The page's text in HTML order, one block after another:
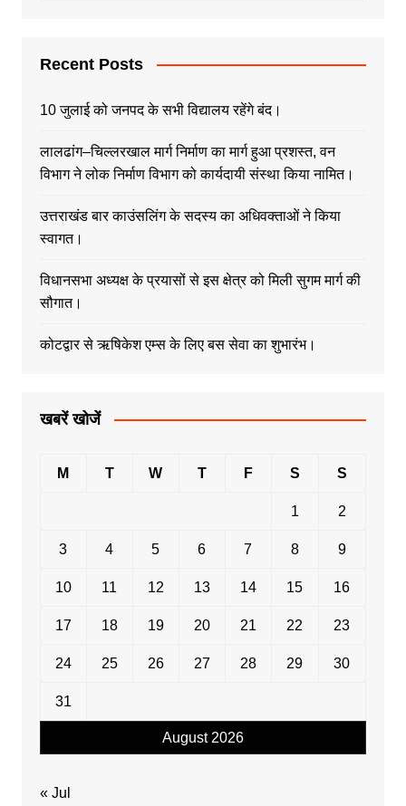
Recent Posts
10 जुलाई को जनपद के सभी विद्यालय रहेंगे बंद।
लालढांग–चिल्लरखाल मार्ग निर्माण का मार्ग हुआ प्रशस्त, वन
विभाग ने लोक निर्माण विभाग को कार्यदायी संस्था किया नामित।
उत्तराखंड बार काउंसलिंग के सदस्य का अधिवक्ताओं ने किया
स्वागत।
विधानसभा अध्यक्ष के प्रयासों से इस क्षेत्र को मिली सुगम मार्ग की
सौगात।
कोटद्वार से ऋषिकेश एम्स के लिए बस सेवा का शुभारंभ।
खबरें खोजें
August 2026
M T W T F S S
1 2
3 4 5 6 7 8 9
10 11 12 13 14 15 16
17 18 19 20 21 22 23
24 25 26 27 28 29 30
31
« Jul